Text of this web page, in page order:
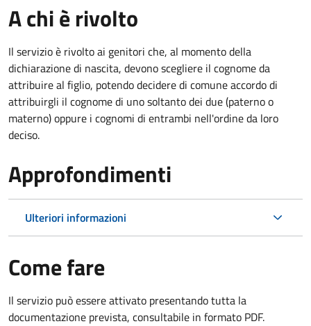
A chi è rivolto
Il servizio è rivolto ai genitori che, al momento della
dichiarazione di nascita, devono scegliere il cognome da
attribuire al figlio, potendo decidere di comune accordo di
attribuirgli il cognome di uno soltanto dei due (paterno o
materno) oppure i cognomi di entrambi nell'ordine da loro
deciso.
Approfondimenti
Ulteriori informazioni
Come fare
Il servizio può essere attivato presentando tutta la
documentazione prevista, consultabile in formato PDF.